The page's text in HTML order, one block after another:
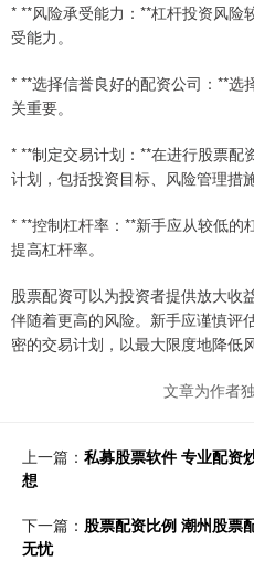
* **风险承受能力：**杠杆投资风
受能力。
* **选择信誉良好的配资公司：**选
关重要。
* **制定交易计划：**在进行股票配
计划，包括投资目标、风险管理措
* **控制杠杆率：**新手应从较低
提高杠杆率。
股票配资可以为投资者提供放大收
伴随着更高的风险。新手应谨慎评
密的交易计划，以最大限度地降低风
文章为作者
上一篇： 私募股票软件 专业配资
想
下一篇： 股票配资比例 潮州股票
无忧